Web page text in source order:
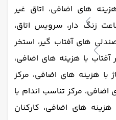
های اضافی، اتاق غیر
زنگ دار، سرویس اتاق،
های آفتاب گیر، استخر
آفتاب با هزینه های اضافی،
با هزینه های اضافی، مرکز
مرکز تناسب اندام با
های اضافی، کارکنان